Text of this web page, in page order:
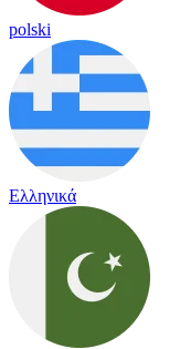
polski
Ελληνικά